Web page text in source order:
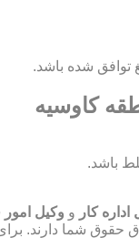
کاوسیه
باشد.
اداره کار و وکیل امور
حقوق شما دارند.